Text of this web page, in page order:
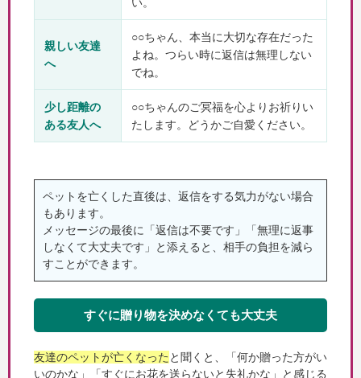
親しい友達
へ
○○ちゃん、本当に大切な存在だった
よね。つらい時に返信は無理しない
でね。
少し距離の
ある友人へ
○○ちゃんのご冥福を心よりお祈りい
たします。どうかご自愛ください。
ペットを亡くした直後は、返信をする気力がない場合
もあります。
メッセージの最後に「返信は不要です」「無理に返事
しなくて大丈夫です」と添えると、相手の負担を減ら
すことができます。
すぐに贈り物を決めなくても大丈夫
友達のペットが亡くなった と聞くと、「何か贈った方がい
いのかな」「すぐにお花を送らないと失礼かな」と感じる